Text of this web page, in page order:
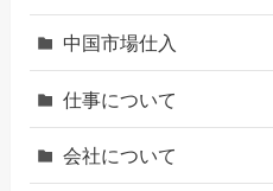
中国市場仕入
仕事について
会社について